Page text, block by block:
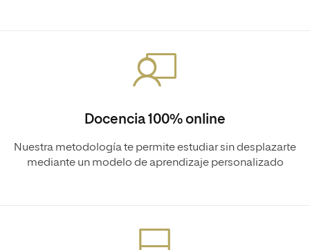
Docencia 100% online
Nuestra metodología te permite estudiar sin desplazarte
mediante un modelo de aprendizaje personalizado